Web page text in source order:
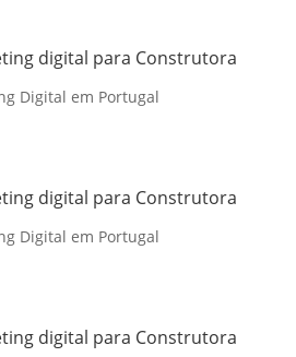
digital para Construtora
Digital em Portugal
digital para Construtora
Digital em Portugal
digital para Construtora